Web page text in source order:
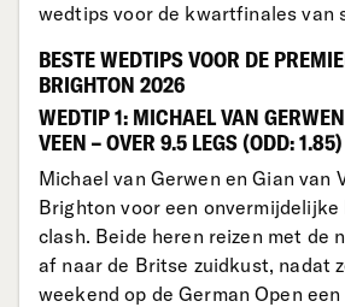
wedtips voor de kwartfinales van
BESTE WEDTIPS VOOR DE
BRIGHTON 2026
WEDTIP 1: MICHAEL VAN
VEEN – OVER 9.5 LEGS (ODD: 1.85)
Michael van Gerwen en Gian van
Brighton voor een onvermijdelijke
clash. Beide heren reizen met de
af naar de Britse zuidkust, nadat
weekend op de German Open